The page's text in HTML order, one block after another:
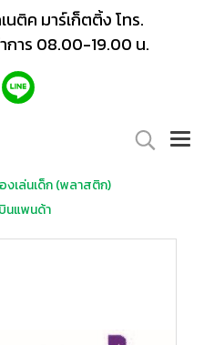
ติค มาร์เก็ตติ้ง โทร.
การ 08.00-19.00 น.
งเล่นเด็ก (พลาสติก)
นแพนด้า